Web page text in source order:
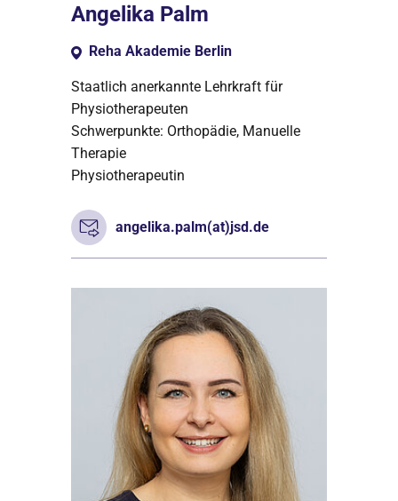
Angelika Palm
Reha Akademie Berlin
Staatlich anerkannte Lehrkraft für
Physiotherapeuten
Schwerpunkte: Orthopädie, Manuelle
Therapie
Physiotherapeutin
angelika.palm(at)jsd.de